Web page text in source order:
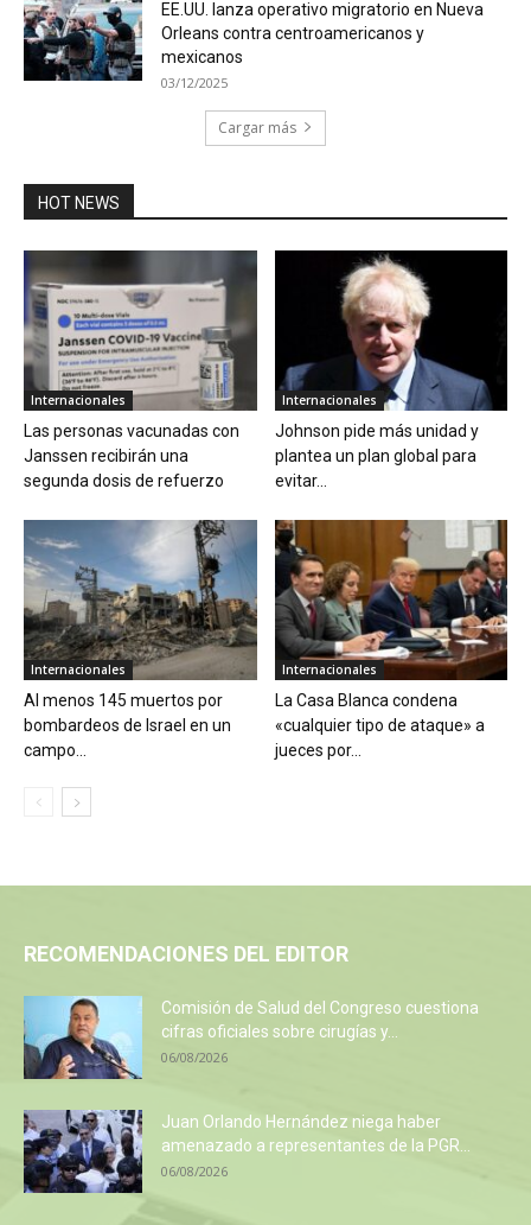
EE.UU. lanza operativo migratorio en Nueva
Orleans contra centroamericanos y
mexicanos
03/12/2025
Cargar más
HOT NEWS
Internacionales
Las personas vacunadas con
Janssen recibirán una
segunda dosis de refuerzo
Internacionales
Johnson pide más unidad y
plantea un plan global para
evitar...
Internacionales
Al menos 145 muertos por
bombardeos de Israel en un
campo...
Internacionales
La Casa Blanca condena
«cualquier tipo de ataque» a
jueces por...
RECOMENDACIONES DEL EDITOR
Comisión de Salud del Congreso cuestiona
cifras oficiales sobre cirugías y...
06/08/2026
Juan Orlando Hernández niega haber
amenazado a representantes de la PGR...
06/08/2026